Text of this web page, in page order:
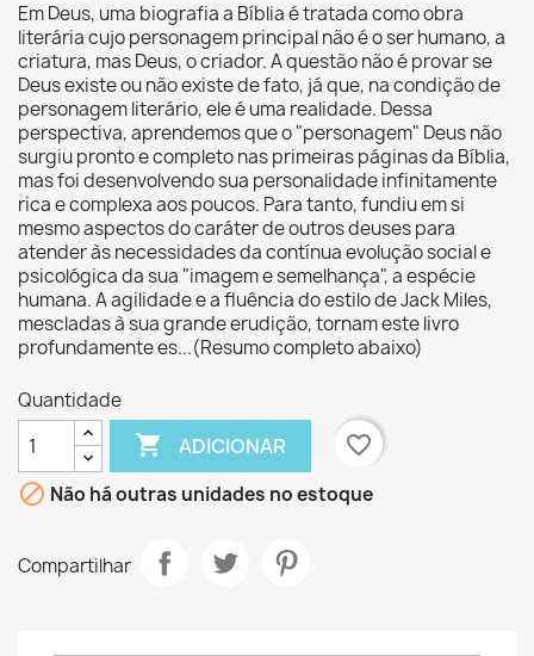
Em Deus, uma biografia a Bíblia é tratada como obra
literária cujo personagem principal não é o ser humano, a
criatura, mas Deus, o criador. A questão não é provar se
Deus existe ou não existe de fato, já que, na condição de
personagem literário, ele é uma realidade. Dessa
perspectiva, aprendemos que o "personagem" Deus não
surgiu pronto e completo nas primeiras páginas da Bíblia,
mas foi desenvolvendo sua personalidade infinitamente
rica e complexa aos poucos. Para tanto, fundiu em si
mesmo aspectos do caráter de outros deuses para
atender às necessidades da contínua evolução social e
psicológica da sua "imagem e semelhança", a espécie
humana. A agilidade e a fluência do estilo de Jack Miles,
mescladas à sua grande erudição, tornam este livro
profundamente es...(Resumo completo abaixo)
Quantidade
 ADICIONAR
favorite_border
 Não há outras unidades no estoque
Compartilhar